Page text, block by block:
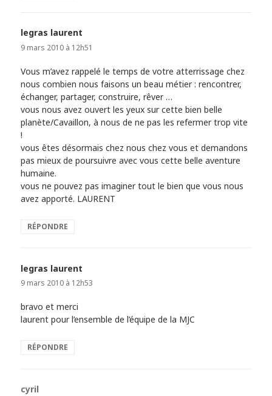
legras laurent
9 mars 2010 à 12h51
Vous m’avez rappelé le temps de votre atterrissage chez
nous combien nous faisons un beau métier : rencontrer,
échanger, partager, construire, rêver …
vous nous avez ouvert les yeux sur cette bien belle
planète/Cavaillon, à nous de ne pas les refermer trop vite
!
vous êtes désormais chez nous chez vous et demandons
pas mieux de poursuivre avec vous cette belle aventure
humaine.
vous ne pouvez pas imaginer tout le bien que vous nous
avez apporté. LAURENT
RÉPONDRE
legras laurent
9 mars 2010 à 12h53
bravo et merci
laurent pour l’ensemble de l’équipe de la MJC
RÉPONDRE
cyril